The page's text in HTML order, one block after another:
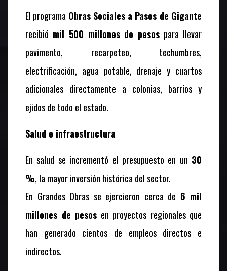
El programa Obras Sociales a Pasos de Gigante
recibió mil 500 millones de pesos para llevar
pavimento, recarpeteo, techumbres,
electrificación, agua potable, drenaje y cuartos
adicionales directamente a colonias, barrios y
ejidos de todo el estado.
Salud e infraestructura
En salud se incrementó el presupuesto en un 30
%, la mayor inversión histórica del sector.
En Grandes Obras se ejercieron cerca de 6 mil
millones de pesos en proyectos regionales que
han generado cientos de empleos directos e
indirectos.